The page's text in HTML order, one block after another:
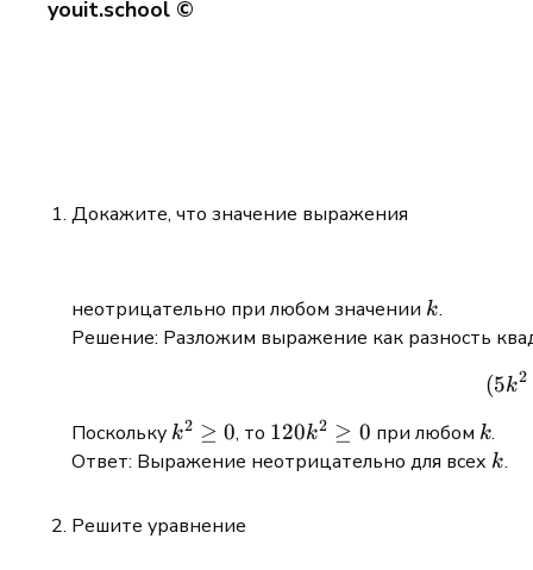
youit.school ©
Докажите, что значение выражения
неотрицательно при любом значении k
k.
Решение: Разложим выражение как разность
(5k2
Поскольку k^2
\geq
k2 ≥ 0, то 120k^2
\geq 0
120k2 ≥ 0 при любом k
k.
Ответ: Выражение неотрицательно для всех k
k.
Решите уравнение